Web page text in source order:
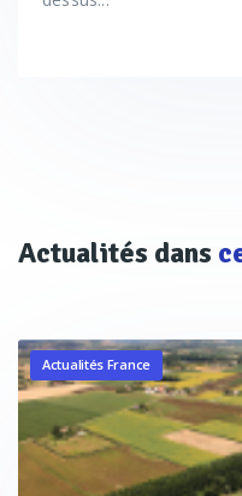
Actualités dans
Actualités France